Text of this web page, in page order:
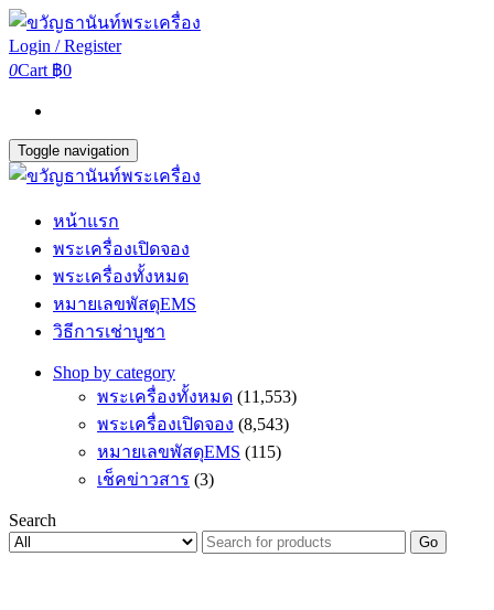
Login / Register
0Cart ฿0
Toggle navigation
หน้าแรก
พระเครื่องเปิดจอง
พระเครื่องทั้งหมด
หมายเลขพัสดุEMS
วิธีการเช่าบูชา
Shop by category
พระเครื่องทั้งหมด (11,553)
พระเครื่องเปิดจอง (8,543)
หมายเลขพัสดุEMS (115)
เช็คข่าวสาร (3)
Search
Go